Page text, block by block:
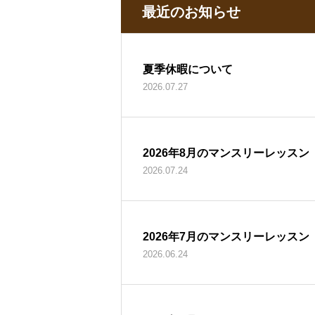
最近のお知らせ
夏季休暇について
2026.07.27
2026年8月のマンスリーレッス
2026.07.24
2026年7月のマンスリーレッス
2026.06.24